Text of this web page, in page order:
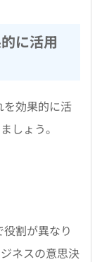
に活用
を効果的に活
しょう。
割が異なり
ネスの意思決